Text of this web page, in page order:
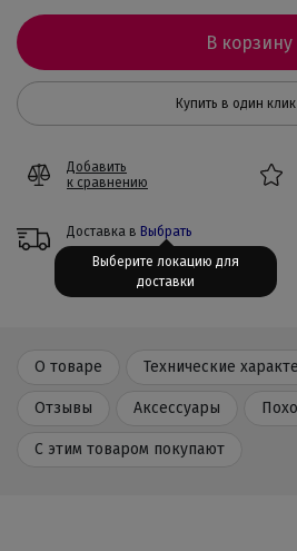
В корзину
Купить в один клик
Добавить
к сравнению
Доставка в Выбрать
О товаре Технические
Отзывы Аксессуары
С этим товаром покупают
Выберите локацию для
доставки